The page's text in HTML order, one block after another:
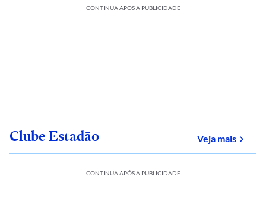
CONTINUA APÓS A PUBLICIDADE
Clube Estadão Veja maissobre
CONTINUA APÓS A PUBLICIDADE